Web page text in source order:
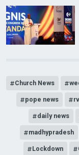
Church News
pope news
daily news
madhypradesh
Lockdown